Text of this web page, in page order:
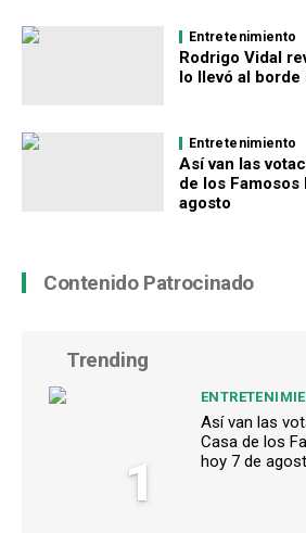
Entretenimiento
Rodrigo Vidal
lo llevó al borde
Entretenimiento
Así van las
de los Famosos
agosto
Contenido Patrocinado
Trending
1
Así van las
Casa de los
hoy 7 de